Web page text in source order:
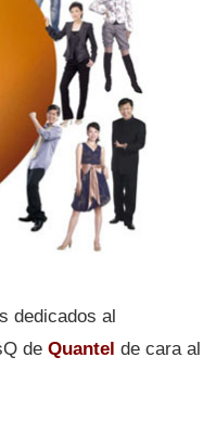
dedicados al
de Quantel de cara al